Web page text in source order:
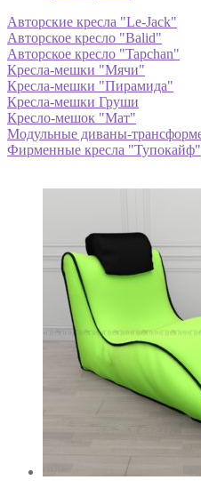
Авторские кресла "Le-Jack"
Авторское кресло "Balid"
Авторское кресло "Tapchan"
Кресла-мешки "Мячи"
Кресла-мешки "Пирамида"
Кресла-мешки Груши
Кресло-мешок "Мат"
Модульные диваны-
Фирменные кресла "Тупокайф"